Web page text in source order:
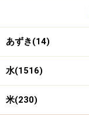
あずき(14)
水(1516)
米(230)